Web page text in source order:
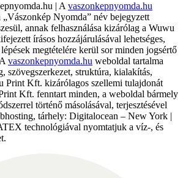
| A vaszonkepnyomda.hu
Nyomda” név bejegyzett
annak felhasználása kizárólag a Wuwu
írásos hozzájárulásával lehetséges,
megtételére kerül sor minden jogsértő
vaszonkepnyomda.hu weboldal tartalma
szövegszerkezet, struktúra, kialakítás,
Print Kft. kizárólagos szellemi tulajdonát
Kft. fenntart minden, a weboldal bármely
történő másolásával, terjesztésével
tárhely: Digitalocean – New York |
technológiával nyomtatjuk a víz-, és